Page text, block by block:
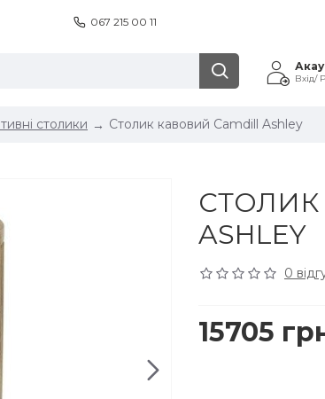
067 215 00 11
Вхід/
столики Столик кавовий Camdill Ashley
СТОЛИК
ASHLEY
0
15705